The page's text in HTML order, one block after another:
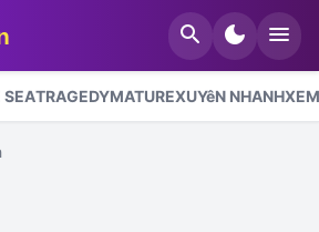
search dark_mode menu
SEATRAGEDYMATUREXUYêN NHANH